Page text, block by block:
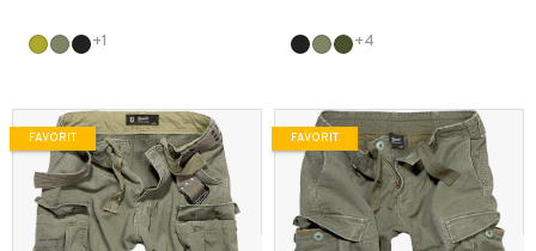
+1 +4
FAVORIT FAVORIT